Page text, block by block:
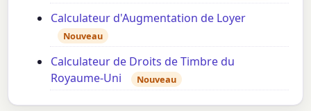
Calculateur d'Augmentation de Loyer
Nouveau
Calculateur de Droits de Timbre du
Royaume-Uni
Nouveau